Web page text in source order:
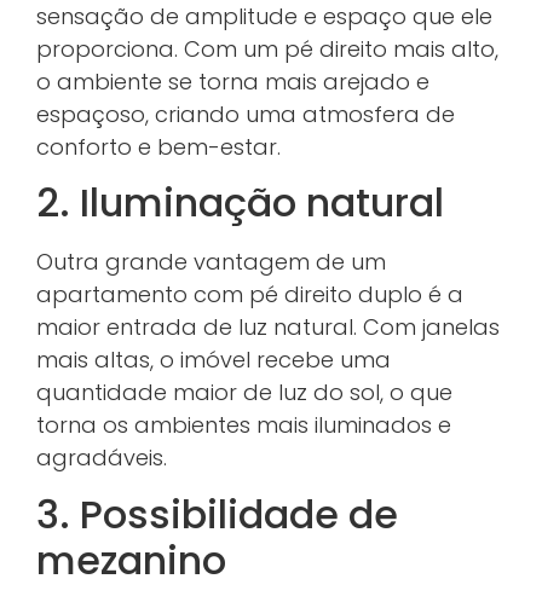
sensação de amplitude e espaço que ele
proporciona. Com um pé direito mais alto,
o ambiente se torna mais arejado e
espaçoso, criando uma atmosfera de
conforto e bem-estar.
2. Iluminação natural
Outra grande vantagem de um
apartamento com pé direito duplo é a
maior entrada de luz natural. Com janelas
mais altas, o imóvel recebe uma
quantidade maior de luz do sol, o que
torna os ambientes mais iluminados e
agradáveis.
3. Possibilidade de
mezanino